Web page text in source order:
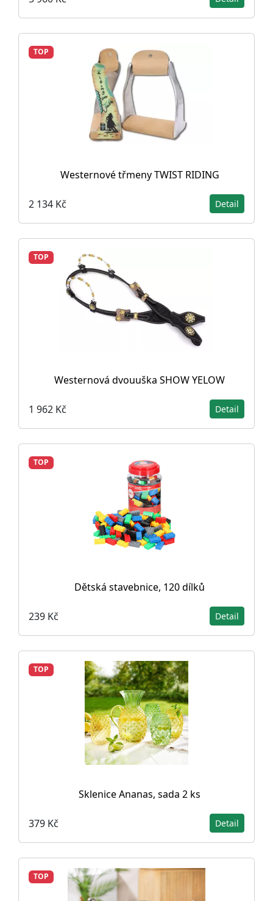
TOP
Westernové třmeny TWIST RIDING
2 134 Kč Detail
TOP
Westernová dvouuška SHOW YELOW
1 962 Kč Detail
TOP
Dětská stavebnice, 120 dílků
239 Kč Detail
TOP
Sklenice Ananas, sada 2 ks
379 Kč Detail
TOP